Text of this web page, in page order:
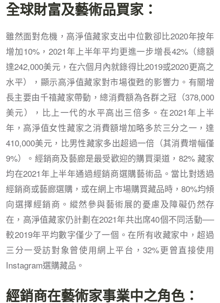
全球財富及藝術品買家：
雖然面對危機，高淨值藏家支出中位數卻比2020年按年
增加10%，2021年上半年平均更進一步增長42%（總額
達242,000美元，在六個月內就錄得比2019或2020更高之
水平），顯示高淨值藏家對市場復甦的影響力。有關增
長主要由千禧藏家帶動，總消費額為各群之冠（378,000
美元），比上一代的水平高出三倍多。在2021年上半
年，高淨值女性藏家之消費額增加略多於三分之一，達
410,000美元，比男性藏家多出超過一倍（其消費增幅僅
9%）。經銷商及藝廊是最受歡迎的購買渠道，82% 藏家
均在2021年上半年通過經銷商選購藝術品。當比對透過
經銷商或藝廊選購，或在網上市場購買藏品時，80%均傾
向選擇經銷商。縱然參與藝術展的憂慮及障礙仍然存
在，高淨值藏家仍計劃在2021年共出席40個不同活動──
較2019年平均數字僅少了一個。在所有收藏家中，超過
三分一受訪對象曾使用網上平台，32%更曾直接使用
Instagram選購藏品。
經銷商在藝術家事業中之角色：